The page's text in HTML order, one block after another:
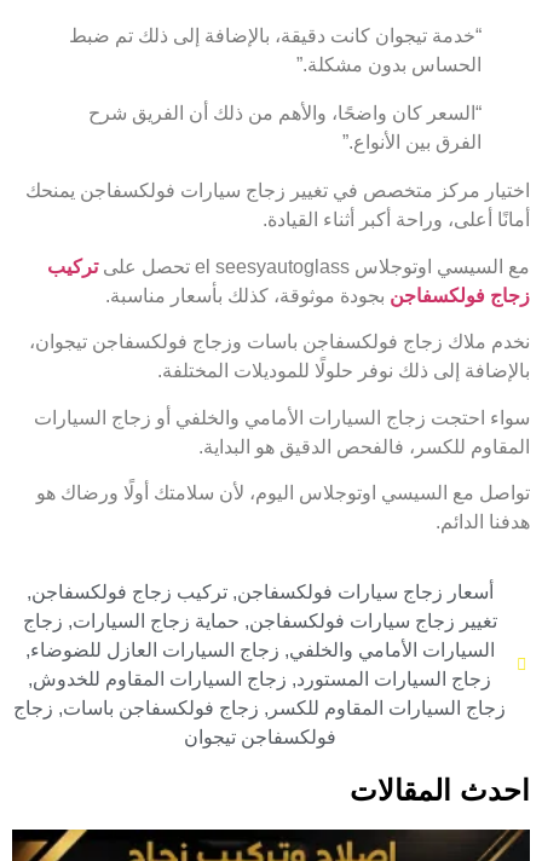
“خدمة تيجوان كانت دقيقة، بالإضافة إلى ذلك تم ضبط
الحساس بدون مشكلة.”
“السعر كان واضحًا، والأهم من ذلك أن الفريق شرح
الفرق بين الأنواع.”
اختيار مركز متخصص في تغيير زجاج سيارات فولكسفاجن يمنحك
أمانًا أعلى، وراحة أكبر أثناء القيادة.
مع السيسي اوتوجلاس el seesyautoglass تحصل على
تركيب
زجاج فولكسفاجن بجودة موثوقة، كذلك بأسعار مناسبة.
نخدم ملاك زجاج فولكسفاجن باسات وزجاج فولكسفاجن تيجوان،
بالإضافة إلى ذلك نوفر حلولًا للموديلات المختلفة.
سواء احتجت زجاج السيارات الأمامي والخلفي أو زجاج السيارات
المقاوم للكسر، فالفحص الدقيق هو البداية.
تواصل مع السيسي اوتوجلاس اليوم، لأن سلامتك أولًا ورضاك هو
هدفنا الدائم.
أسعار زجاج سيارات فولكسفاجن,تركيب زجاج فولكسفاجن,
تغيير زجاج سيارات فولكسفاجن, حماية زجاج السيارات, زجاج
السيارات الأمامي والخلفي, زجاج السيارات العازل للضوضاء,
زجاج السيارات المستورد, زجاج السيارات المقاوم للخدوش,
زجاج السيارات المقاوم للكسر , زجاج فولكسفاجن باسات, زجاج
فولكسفاجن تيجوان
احدث المقالات